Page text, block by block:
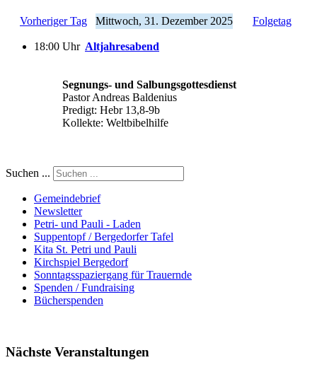
Vorheriger Tag Mittwoch, 31. Dezember 2025 Folgetag
18:00 Uhr Altjahresabend
Segnungs- und Salbungsgottesdienst
Pastor Andreas Baldenius
Predigt: Hebr 13,8-9b
Kollekte: Weltbibelhilfe
Suchen ...
Gemeindebrief
Newsletter
Petri- und Pauli - Laden
Suppentopf / Bergedorfer Tafel
Kita St. Petri und Pauli
Kirchspiel Bergedorf
Sonntagsspaziergang für Trauernde
Spenden / Fundraising
Bücherspenden
Nächste Veranstaltungen